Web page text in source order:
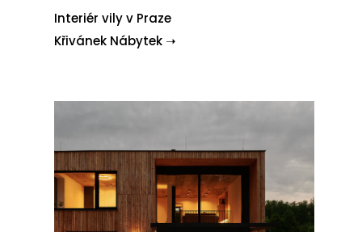
Interiér vily v Praze
Křivánek Nábytek ➝